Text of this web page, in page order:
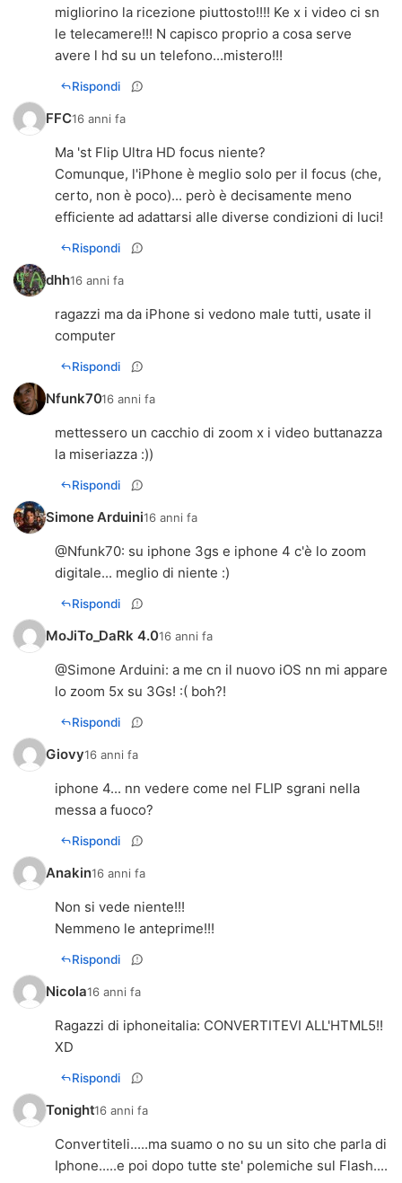
migliorino la ricezione piuttosto!!!! Ke x i video ci sn
le telecamere!!! N capisco proprio a cosa serve
avere l hd su un telefono...mistero!!!
Rispondi
FFC16 anni fa
Ma 'st Flip Ultra HD focus niente?
Comunque, l'iPhone è meglio solo per il focus (che,
certo, non è poco)... però è decisamente meno
efficiente ad adattarsi alle diverse condizioni di luci!
Rispondi
dhh16 anni fa
ragazzi ma da iPhone si vedono male tutti, usate il
computer
Rispondi
Nfunk7016 anni fa
mettessero un cacchio di zoom x i video buttanazza
la miseriazza :))
Rispondi
Simone Arduini16 anni fa
@Nfunk70: su iphone 3gs e iphone 4 c'è lo zoom
digitale... meglio di niente :)
Rispondi
MoJiTo_DaRk 4.016 anni fa
@Simone Arduini: a me cn il nuovo iOS nn mi appare
lo zoom 5x su 3Gs! :( boh?!
Rispondi
Giovy16 anni fa
iphone 4... nn vedere come nel FLIP sgrani nella
messa a fuoco?
Rispondi
Anakin16 anni fa
Non si vede niente!!!
Nemmeno le anteprime!!!
Rispondi
Nicola16 anni fa
Ragazzi di iphoneitalia: CONVERTITEVI ALL'HTML5!!
XD
Rispondi
Tonight16 anni fa
Convertiteli.....ma suamo o no su un sito che parla di
Iphone.....e poi dopo tutte ste' polemiche sul Flash....